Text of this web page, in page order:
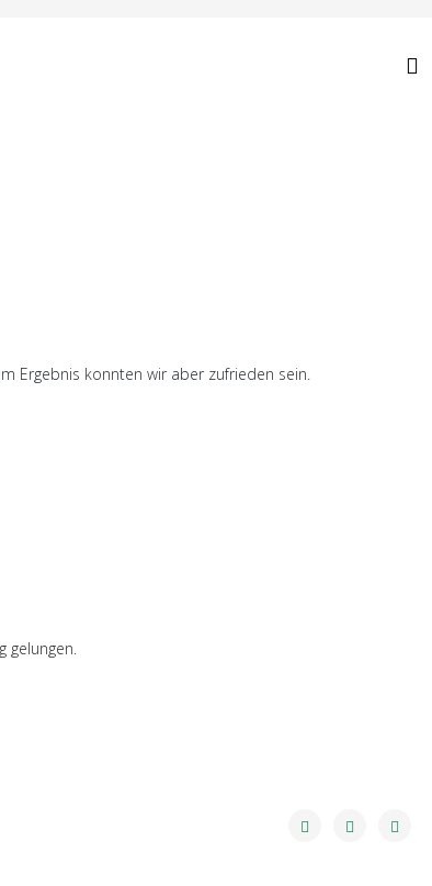
Ergebnis konnten wir aber zufrieden sein.
gelungen.